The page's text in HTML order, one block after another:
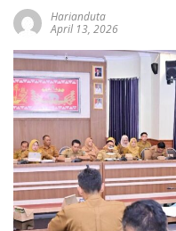
Harianduta
April 13, 2026